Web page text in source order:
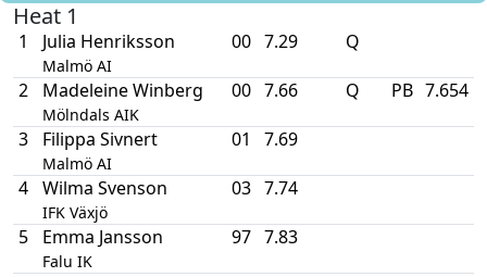
Heat 1
1 Julia Henriksson
Malmö AI
00 7.29 Q
2 Madeleine Winberg
Mölndals AIK
00 7.66 Q PB 7.654
3 Filippa Sivnert
Malmö AI
01 7.69
4 Wilma Svenson
IFK Växjö
03 7.74
5 Emma Jansson
Falu IK
97 7.83